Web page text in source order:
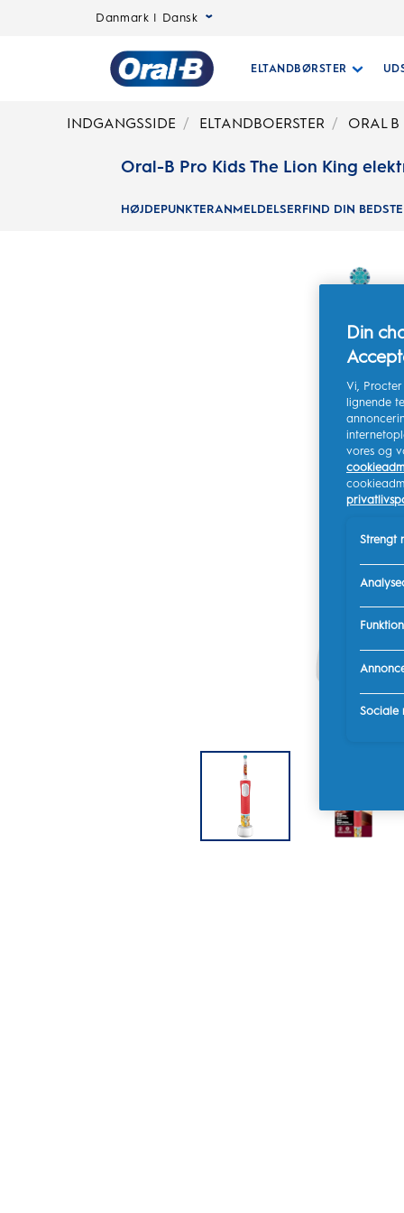
Danmark | Dansk
Oral-
B
ELTANDBØRSTER
INDGANGSSIDE ELTANDBOERSTER ORAL B
Oral-B Pro Kids The Lion King
HØJDEPUNKTERANMELDELSERFIND DIN
Din
Vi,
lignende
vores og
Strengt
Sociale